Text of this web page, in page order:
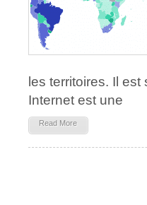
les territoires. Il
Internet est une
Read More